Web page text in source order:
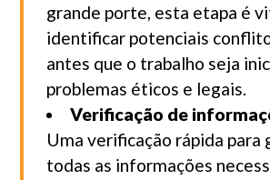
grande porte, esta etapa é
identificar potenciais
antes que o trabalho seja
problemas éticos e legais.
Verificação de
Uma verificação rápida para
todas as informações